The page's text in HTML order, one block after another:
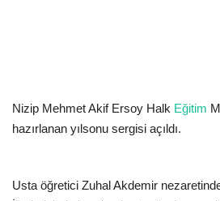
Nizip Mehmet Akif Ersoy Halk Eğitim
hazırlanan yılsonu sergisi açıldı.
Usta öğretici Zuhal Akdemir